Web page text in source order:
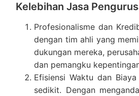
Kelebihan Jasa
Profesionalisme dan
dengan tim ahli yang
dukungan mereka,
dan pemangku
Efisiensi Waktu dan
sedikit. Dengan